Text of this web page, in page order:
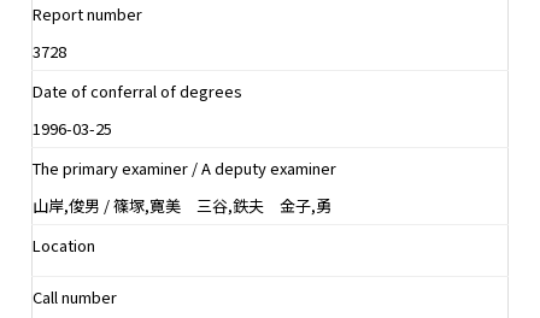
Report number
3728
Date of conferral of degrees
1996-03-25
The primary examiner / A deputy examiner
山岸,俊男 / 篠塚,寛美 三谷,鉄夫 金子,勇
Location
Call number